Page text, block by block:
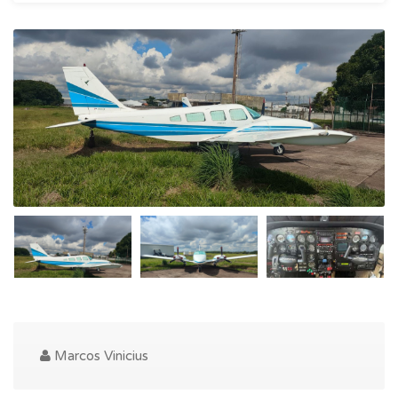
Marcos Vinicius